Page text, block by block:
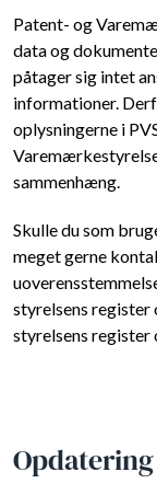
Patent- og
data og
påtager sig intet
informationer.
oplysningerne i
sammenhæng.
Skulle du som
meget gerne
styrelsens register
styrelsens register
Opdatering